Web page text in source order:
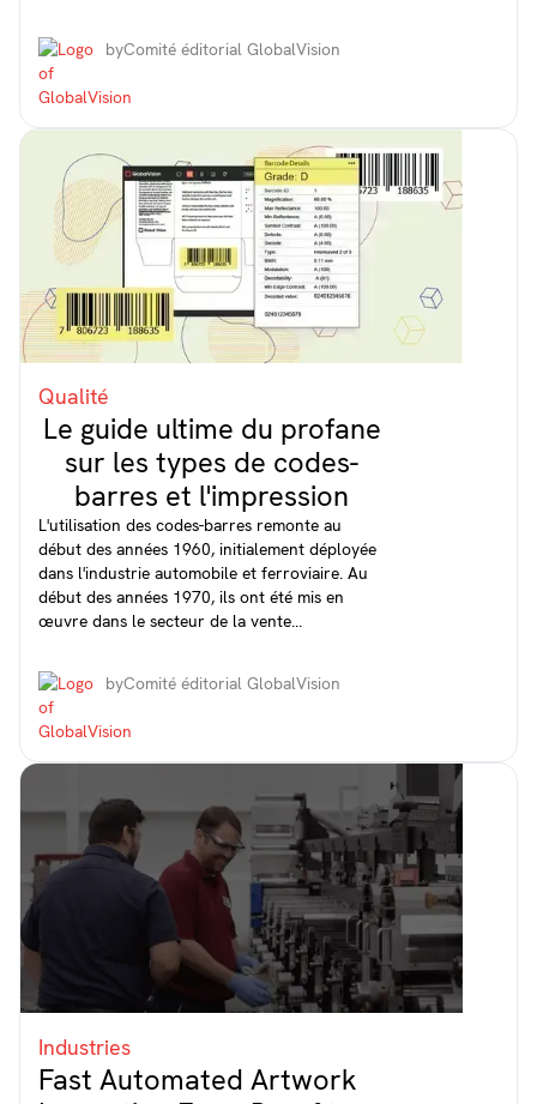
byComité éditorial GlobalVision
Qualité
Le guide ultime du profane
sur les types de codes-
barres et l'impression
L'utilisation des codes-barres remonte au
début des années 1960, initialement déployée
dans l'industrie automobile et ferroviaire. Au
début des années 1970, ils ont été mis en
œuvre dans le secteur de la vente...
byComité éditorial GlobalVision
Industries
Fast Automated Artwork